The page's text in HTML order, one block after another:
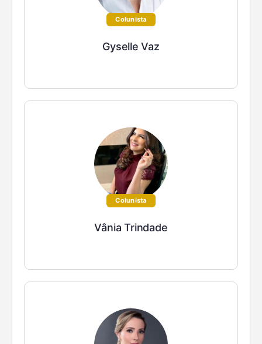
Colunista
Gyselle Vaz
Colunista
Vânia Trindade